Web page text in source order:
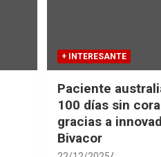
+ INTERESANTE
Paciente
100 días sin
gracias a
Bivacor